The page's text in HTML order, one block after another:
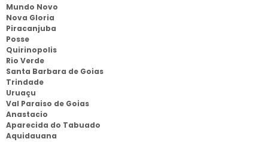
Mundo Novo
Nova Gloria
Piracanjuba
Posse
Quirinopolis
Rio Verde
Santa Barbara de Goias
Trindade
Uruaçu
Val Paraiso de Goias
Anastacio
Aparecida do Tabuado
Aquidauana